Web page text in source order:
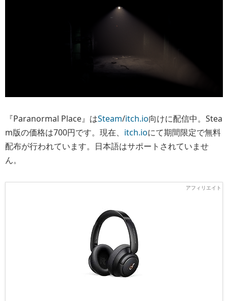
『Paranormal Place』はSteam/itch.io向けに配信中。Stea
m版の価格は700円です。現在、 itch.ioにて期間限定で無料
配布が行われています。日本語はサポートされていませ
ん。